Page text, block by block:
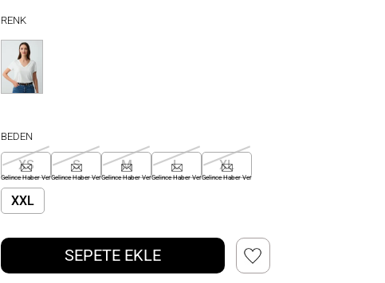
RENK
BEDEN
XS
Gelince Haber Ver
S
Gelince Haber Ver
M
Gelince Haber Ver
L
Gelince Haber Ver
XL
Gelince Haber Ver
XXL
SEPETE EKLE